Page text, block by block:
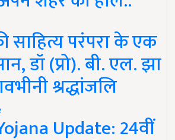
साहित्य परंपरा के एक
डॉ (प्रो). बी. एल. झा
श्रद्धांजलि
Update: 24वीं